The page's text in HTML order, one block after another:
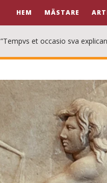
HEM MÄSTARE
”Tempvs et occasio sva